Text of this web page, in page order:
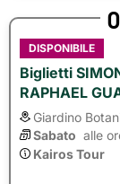
DISPONIBILE
Biglietti
RAPHAEL
Giardino
Sabato alle
Kairos Tour